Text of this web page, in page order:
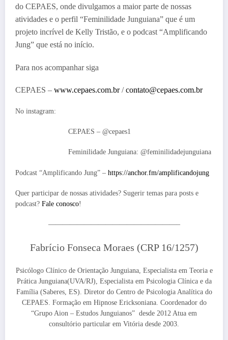
do CEPAES, onde divulgamos a maior parte de nossas
atividades e o perfil “Feminilidade Junguiana” que é um
projeto incrível de Kelly Tristão, e o podcast “Amplificando
Jung” que está no início.
Para nos acompanhar siga
CEPAES – www.cepaes.com.br/contato@cepaes.com.br
No instagram:
CEPAES – @cepaes1
Feminilidade Junguiana: @feminilidadejunguiana
Podcast “Amplificando Jung” – https://anchor.fm/amplificandojung
Quer participar de nossas atividades? Sugerir temas para posts e
podcast? Fale conosco!
——————————————————–
Fabrício Fonseca Moraes (CRP 16/1257)
Psicólogo Clínico de Orientação Junguiana, Especialista em Teoria e
Prática Junguiana(UVA/RJ), Especialista em Psicologia Clínica e da
Família (Saberes, ES). Diretor do Centro de Psicologia Analítica do
CEPAES. Formação em Hipnose Ericksoniana. Coordenador do
“Grupo Aion – Estudos Junguianos” desde 2012 Atua em
consultório particular em Vitória desde 2003.